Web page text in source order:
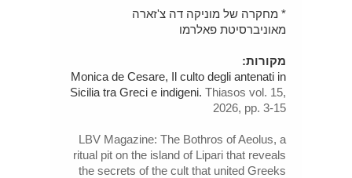
* מחקרה של מוניקה דה צ'זארה
מאוניברסיטת פאלרמו
מקורות:
Monica de Cesare, Il culto degli antenati in
Sicilia tra Greci e indigeni. Thiasos vol. 15,
2026, pp. 3-15
LBV Magazine: The Bothros of Aeolus, a
ritual pit on the island of Lipari that reveals
the secrets of the cult that united Greeks